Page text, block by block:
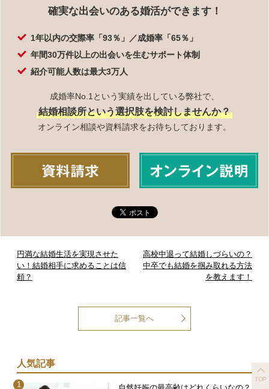
確実な出会いのある婚活ができます！
1年以内の交際率「93％」／成婚率「65％」
年間30万件以上の出会いを生むサポート体制
紹介可能人数は最大3万人
成婚率No.1という実績を出している弊社で、
結婚相談所という選択肢を検討しませんか？
オンライン相談や資料請求をお待ちしております。
円満な結婚生活を実現させた
い！結婚相手に求めることは信
頼？
高校中退って結婚しづらいの？
中卒でも結婚を掴み取れる方法
を教えます！
記事一覧へ
人気記事
TOP